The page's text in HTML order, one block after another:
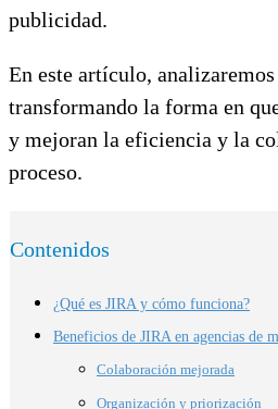
publicidad.
En este artículo,
transformando la forma en
y mejoran la eficiencia y la
proceso.
Contenidos
¿Qué es JIRA y cómo funciona?
Beneficios de JIRA en agencias de
Colaboración mejorada
Organización y priorización